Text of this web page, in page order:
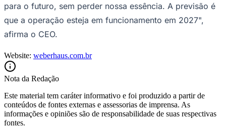
São Paulo
para o futuro, sem perder nossa essência. A previsão é
que a operação esteja em funcionamento em 2027",
afirma o CEO.
Website: weberhaus.com.br
Nota da Redação
Este material tem caráter informativo e foi produzido a partir de
conteúdos de fontes externas e assessorias de imprensa. As
informações e opiniões são de responsabilidade de suas respectivas
fontes.